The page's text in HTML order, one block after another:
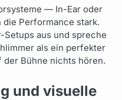
— In-Ear oder
Performance stark.
aus und spreche
als ein perfekter
der Bühne nichts hören.
und visuelle